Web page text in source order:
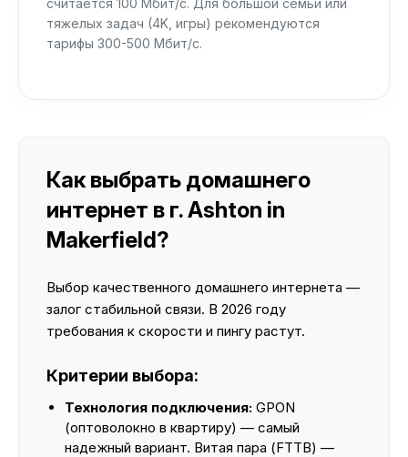
считается 100 Мбит/с. Для большой семьи или
тяжелых задач (4K, игры) рекомендуются
тарифы 300-500 Мбит/с.
Как выбрать домашнего
интернет в г. Ashton in
Makerfield?
Выбор качественного домашнего интернета —
залог стабильной связи. В 2026 году
требования к скорости и пингу растут.
Критерии выбора:
Технология подключения: GPON
(оптоволокно в квартиру) — самый
надежный вариант. Витая пара (FTTB) —